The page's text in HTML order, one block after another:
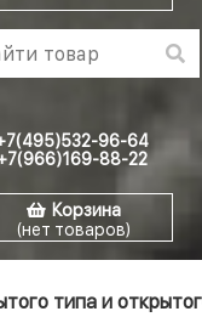
96-64
88-22
Корзина
(нет товаров)
типа и